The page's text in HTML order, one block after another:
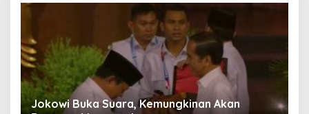
Partai Perjuangan Aceh Bangun Peran